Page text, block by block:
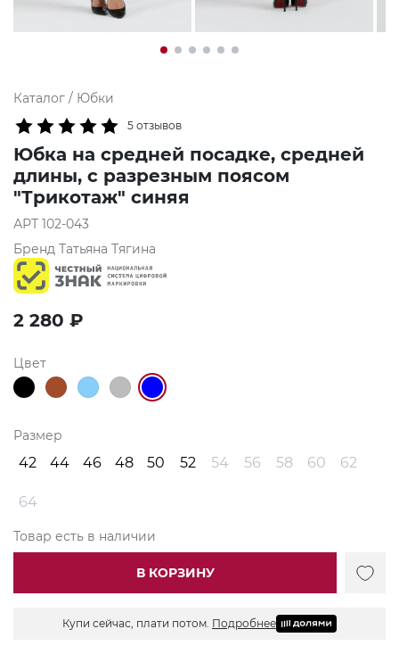
Каталог / Юбки
5 отзывов
Юбка на средней посадке, средней
длины, с разрезным поясом
"Трикотаж" синяя
АРТ 102-043
Бренд Татьяна Тягина
2 280 ₽
Цвет
Размер
42 44 46 48 50 52 54 56 58 60 62
64
Товар есть в наличии
В КОРЗИНУ
Купи сейчас, плати потом. Подробнее